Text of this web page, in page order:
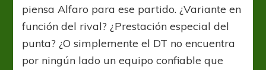
piensa Alfaro para ese partido. ¿Variante en
función del rival? ¿Prestación especial del
punta? ¿O simplemente el DT no encuentra
por ningún lado un equipo confiable que